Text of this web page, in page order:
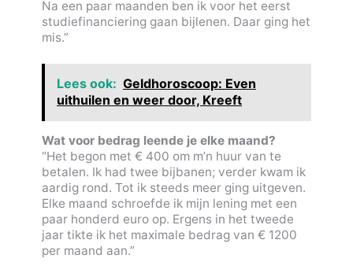
Na een paar maanden ben ik voor het eerst
studiefinanciering gaan bijlenen. Daar ging het
mis.”
Lees ook: Geldhoroscoop: Even
uithuilen en weer door, Kreeft
Wat voor bedrag leende je elke maand?
“Het begon met € 400 om m’n huur van te
betalen. Ik had twee bijbanen; verder kwam ik
aardig rond. Tot ik steeds meer ging uitgeven.
Elke maand schroefde ik mijn lening met een
paar honderd euro op. Ergens in het tweede
jaar tikte ik het maximale bedrag van € 1200
per maand aan.”